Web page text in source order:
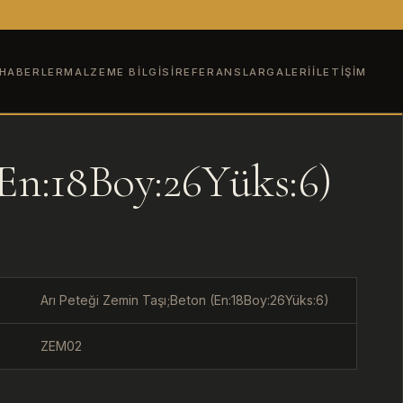
HABERLERMALZEME BILGISI REFERANSLAR GALERI İLETIŞIM
Arı Peteği Zemin Taşı;Beton (En:18Boy:26Yüks:6)
ZEM02